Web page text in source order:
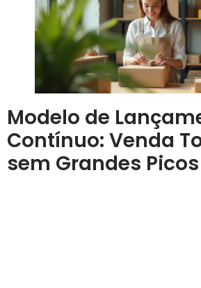
Modelo de
Contínuo: Venda
sem Grandes Picos